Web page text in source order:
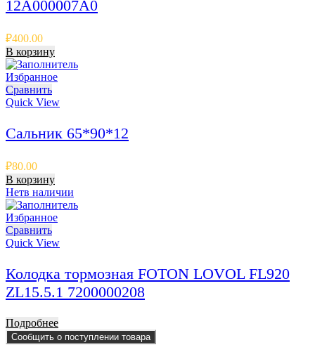
12A000007A0
₽400.00
В корзину
Избранное
Сравнить
Quick View
Сальник 65*90*12
₽80.00
В корзину
Нетв наличии
Избранное
Сравнить
Quick View
Колодка тормозная FOTON LOVOL FL920
ZL15.5.1 7200000208
Подробнее
Сообщить о поступлении товара